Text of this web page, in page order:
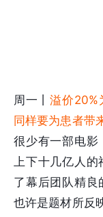
周一丨溢价20%
同样要为患者带
很少有一部电影
上下十几亿人
了幕后团队精良
也许是题材所反